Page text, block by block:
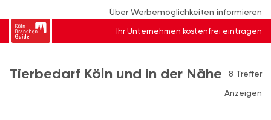
Über Werbemöglichkeiten informieren
Ihr Unternehmen kostenfrei eintragen
Tierbedarf Köln und in der Nähe
8 Treffer
Anzeigen